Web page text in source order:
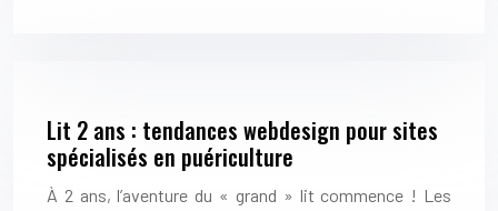
Lit 2 ans : tendances webdesign pour sites
spécialisés en puériculture
À 2 ans, l’aventure du « grand » lit commence ! Les